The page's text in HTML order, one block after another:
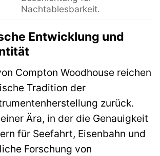
Nachtablesbarkeit.
Entwicklung und
Compton Woodhouse reichen
Tradition der
zurück.
Ära, in der die Genauigkeit
für Seefahrt, Eisenbahn und
Forschung von